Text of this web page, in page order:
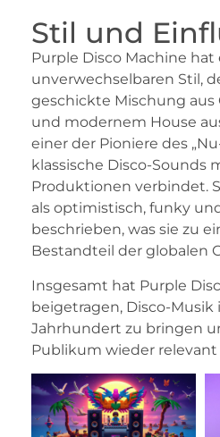
Stil und
Purple Disco Machine hat
unverwechselbaren Stil,
geschickte Mischung aus
und modernem House
einer der Pioniere des
klassische Disco-Sounds
Produktionen verbindet.
als optimistisch, funky
beschrieben, was sie zu
Bestandteil der globalen
Insgesamt hat Purple
beigetragen, Disco-Musik
Jahrhundert zu bringen
Publikum wieder relevant